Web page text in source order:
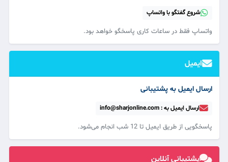
شروع گفتگو با واتساپ
واتساپ فقط در ساعات کاری پاسخگو خواهد بود.
ایمیل
ارسال ایمیل به پشتیبانی
ارسال ایمیل به : info@sharjonline.com
پاسخگویی از طریق ایمیل تا 12 شب انجام می‌شود.
پشتیبانی آنلاین